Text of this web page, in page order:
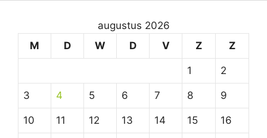
augustus 2026
M
D W D V Z Z
1 2
3 4 5 6 7 8 9
10 11 12 13 14 15 16